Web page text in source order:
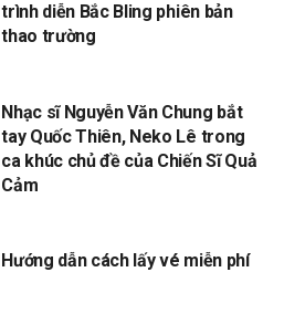
trình diễn Bắc Bling phiên bản
thao trường
Nhạc sĩ Nguyễn Văn Chung bắt
tay Quốc Thiên, Neko Lê trong
ca khúc chủ đề của Chiến Sĩ Quả
Cảm
Hướng dẫn cách lấy vé miễn phí